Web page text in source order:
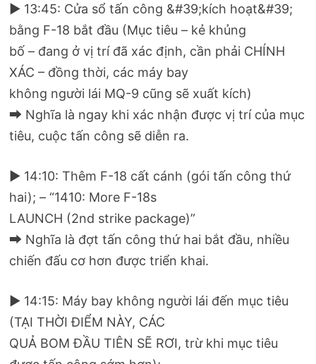
▶ 13:45: Cửa sổ tấn công &#39;kích hoạt&#39;
bằng F-18 bắt đầu (Mục tiêu – kẻ khủng
bố – đang ở vị trí đã xác định, cần phải CHÍNH
XÁC – đồng thời, các máy bay
không người lái MQ-9 cũng sẽ xuất kích)
⮕ Nghĩa là ngay khi xác nhận được vị trí của mục
tiêu, cuộc tấn công sẽ diễn ra.
▶ 14:10: Thêm F-18 cất cánh (gói tấn công thứ
hai); – “1410: More F-18s
LAUNCH (2nd strike package)”
⮕ Nghĩa là đợt tấn công thứ hai bắt đầu, nhiều
chiến đấu cơ hơn được triển khai.
▶ 14:15: Máy bay không người lái đến mục tiêu
(TẠI THỜI ĐIỂM NÀY, CÁC
QUẢ BOM ĐẦU TIÊN SẼ RƠI, trừ khi mục tiêu